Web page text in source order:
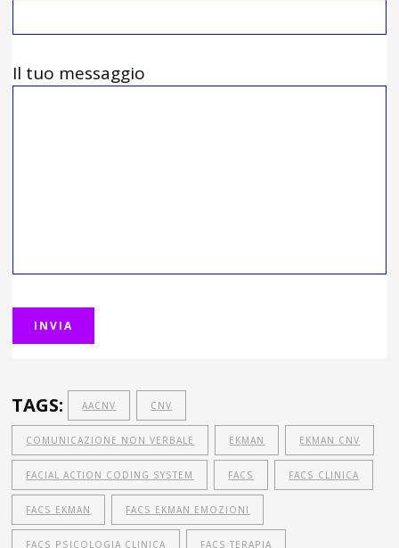
Il tuo messaggio
TAGS: AACNV CNV
COMUNICAZIONE NON VERBALE EKMAN EKMAN CNV
FACIAL ACTION CODING SYSTEM FACS FACS CLINICA
FACS EKMAN FACS EKMAN EMOZIONI
FACS PSICOLOGIA CLINICA FACS TERAPIA